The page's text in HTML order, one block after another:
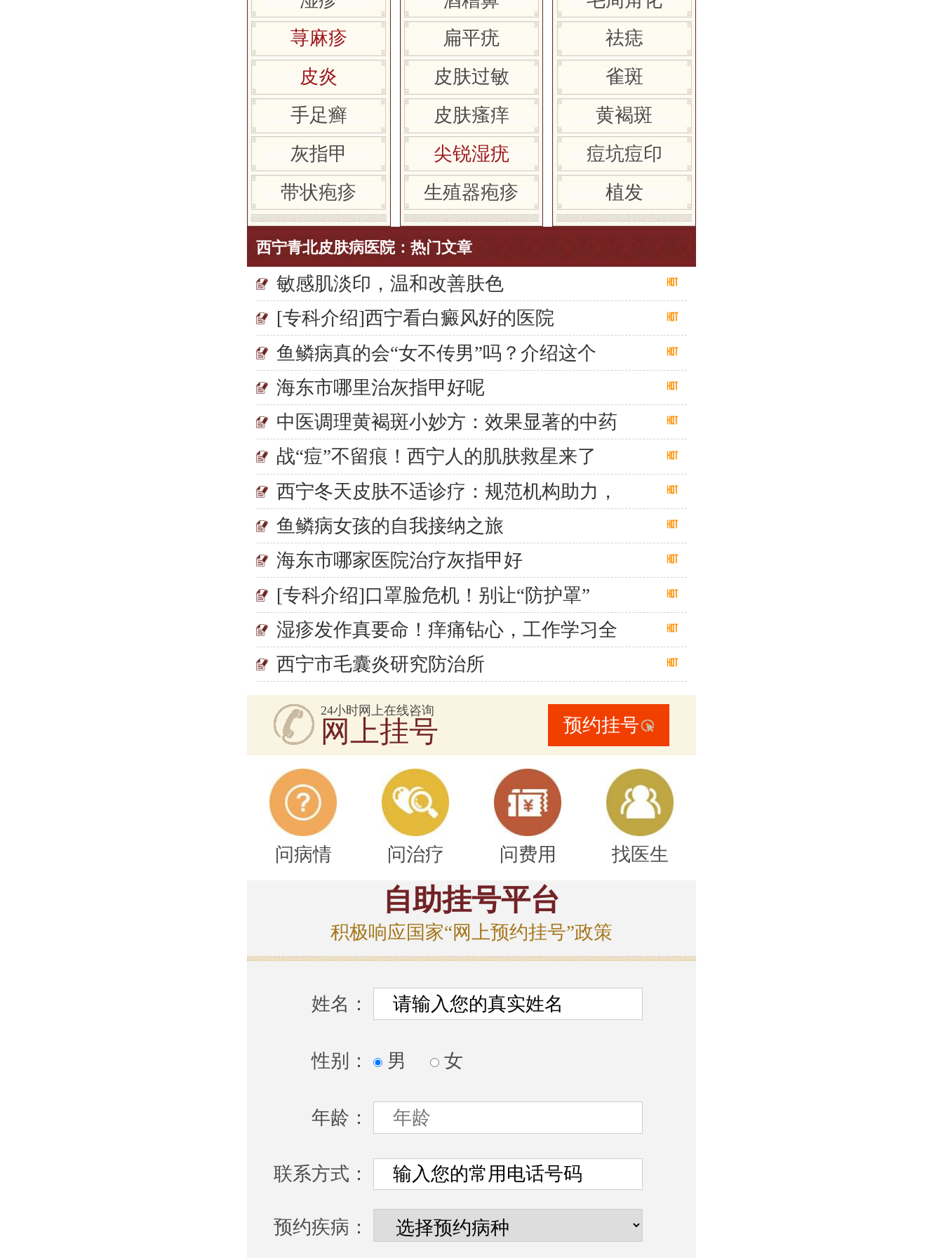
荨麻疹
皮炎
手足癣
灰指甲
带状疱疹
扁平疣
皮肤过敏
皮肤瘙痒
尖锐湿疣
生殖器疱疹
祛痣
雀斑
黄褐斑
痘坑痘印
植发
西宁青北皮肤病医院：热门文章
敏感肌淡印，温和改善肤色
[专科介绍]西宁看白癜风好的医院
鱼鳞病真的会“女不传男”吗？介绍这个
海东市哪里治灰指甲好呢
中医调理黄褐斑小妙方：效果显著的中药
战“痘”不留痕！西宁人的肌肤救星来了
西宁冬天皮肤不适诊疗：规范机构助力，
鱼鳞病女孩的自我接纳之旅
海东市哪家医院治疗灰指甲好
[专科介绍]口罩脸危机！别让“防护罩”
湿疹发作真要命！痒痛钻心，工作学习全
西宁市毛囊炎研究防治所
24小时网上在线咨询
网上挂号 预约挂号
问病情 问治疗 问费用 找医生
自助挂号平台
积极响应国家“网上预约挂号”政策
姓名：
性别： 男 女
年龄：
联系方式：
预约疾病：